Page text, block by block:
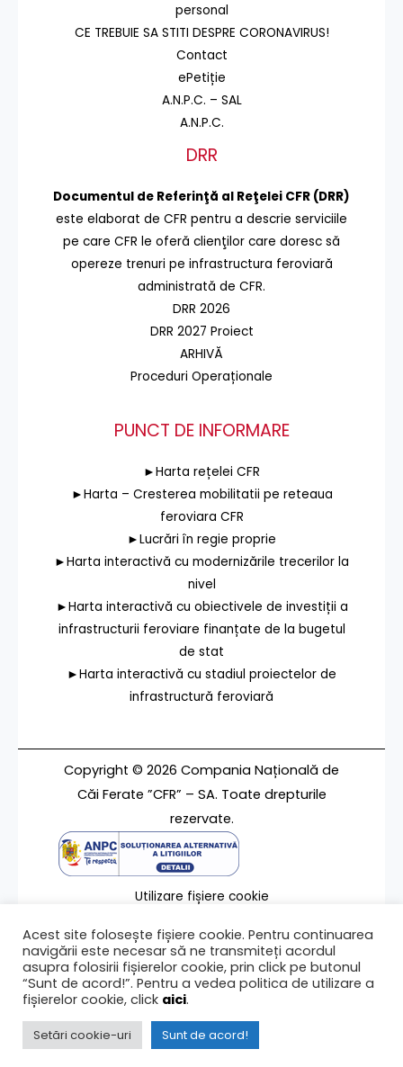
personal
CE TREBUIE SA STITI DESPRE CORONAVIRUS!
Contact
ePetiție
A.N.P.C. – SAL
A.N.P.C.
DRR
Documentul de Referinţă al Reţelei CFR (DRR)
este elaborat de CFR pentru a descrie serviciile
pe care CFR le oferă clienţilor care doresc să
opereze trenuri pe infrastructura feroviară
administrată de CFR.
DRR 2026
DRR 2027 Proiect
ARHIVĂ
Proceduri Operaționale
PUNCT DE INFORMARE
►Harta rețelei CFR
►Harta – Cresterea mobilitatii pe reteaua
feroviara CFR
►Lucrări în regie proprie
►Harta interactivă cu modernizările trecerilor la
nivel
►Harta interactivă cu obiectivele de investiții a
infrastructurii feroviare finanțate de la bugetul
de stat
►Harta interactivă cu stadiul proiectelor de
infrastructură feroviară
Copyright © 2026 Compania Națională de
Căi Ferate ”CFR” – SA. Toate drepturile
rezervate.
Utilizare fișiere cookie
Contact
Ultima modificare a paginii 27/11/2025
Acest site folosește fișiere cookie. Pentru continuarea
navigării este necesar să ne transmiteți acordul
asupra folosirii fișierelor cookie, prin click pe butonul
“Sunt de acord!”. Pentru a vedea politica de utilizare a
fișierelor cookie, click aici.
Setări cookie-uri Sunt de acord!